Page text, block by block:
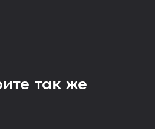
так же